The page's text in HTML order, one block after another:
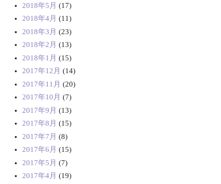
2018年5月 (17)
2018年4月 (11)
2018年3月 (23)
2018年2月 (13)
2018年1月 (15)
2017年12月 (14)
2017年11月 (20)
2017年10月 (7)
2017年9月 (13)
2017年8月 (15)
2017年7月 (8)
2017年6月 (15)
2017年5月 (7)
2017年4月 (19)